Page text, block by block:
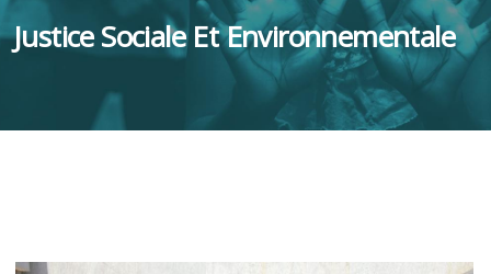
Justice Sociale Et Environnementale